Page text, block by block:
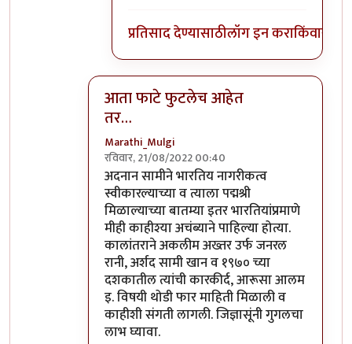
प्रतिसाद देण्यासाठीलॉग इन कराकिंवा
आता फाटे फुटलेच आहेत
तर…
Marathi_Mulgi
रविवार, 21/08/2022 00:40
In reply toदुर्दैवाने याच जपु लोकाना
अदनान सामीने भारतिय नागरीकत्व
स्वीकारल्याच्या व त्याला पद्मश्री
मिळाल्याच्या बातम्या इतर भारतियांप्रमाणे
मीही काहीश्या अचंब्याने पाहिल्या होत्या.
कालांतराने अकलीम अख्तर उर्फ जनरल
रानी, अर्शद सामी खान व १९७० च्या
दशकातील त्यांची कारकीर्द, आरूसा आलम
इ. विषयी थोडी फार माहिती मिळाली व
काहीशी संगती लागली. जिज्ञासूंनी गुगलचा
लाभ घ्यावा.